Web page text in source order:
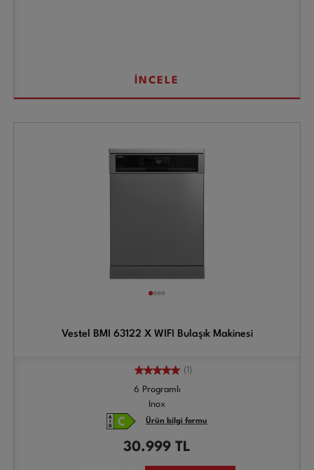
İNCELE
Vestel BMI 63122 X WIFI Bulaşık Makinesi
(1)
6 Programlı
Inox
Ürün bilgi formu
30.999 TL